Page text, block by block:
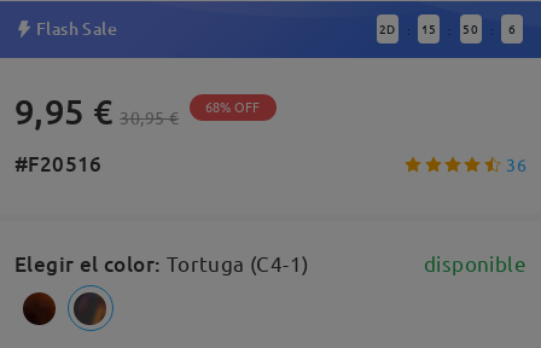
Flash Sale 2D : 15 : 50 : 5
9,95 € 30,95 € 68% OFF
#F20516 36
Elegir el color: Tortuga (C4-1) disponible